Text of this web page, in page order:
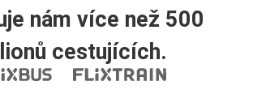
nám více než 500
cestujících.